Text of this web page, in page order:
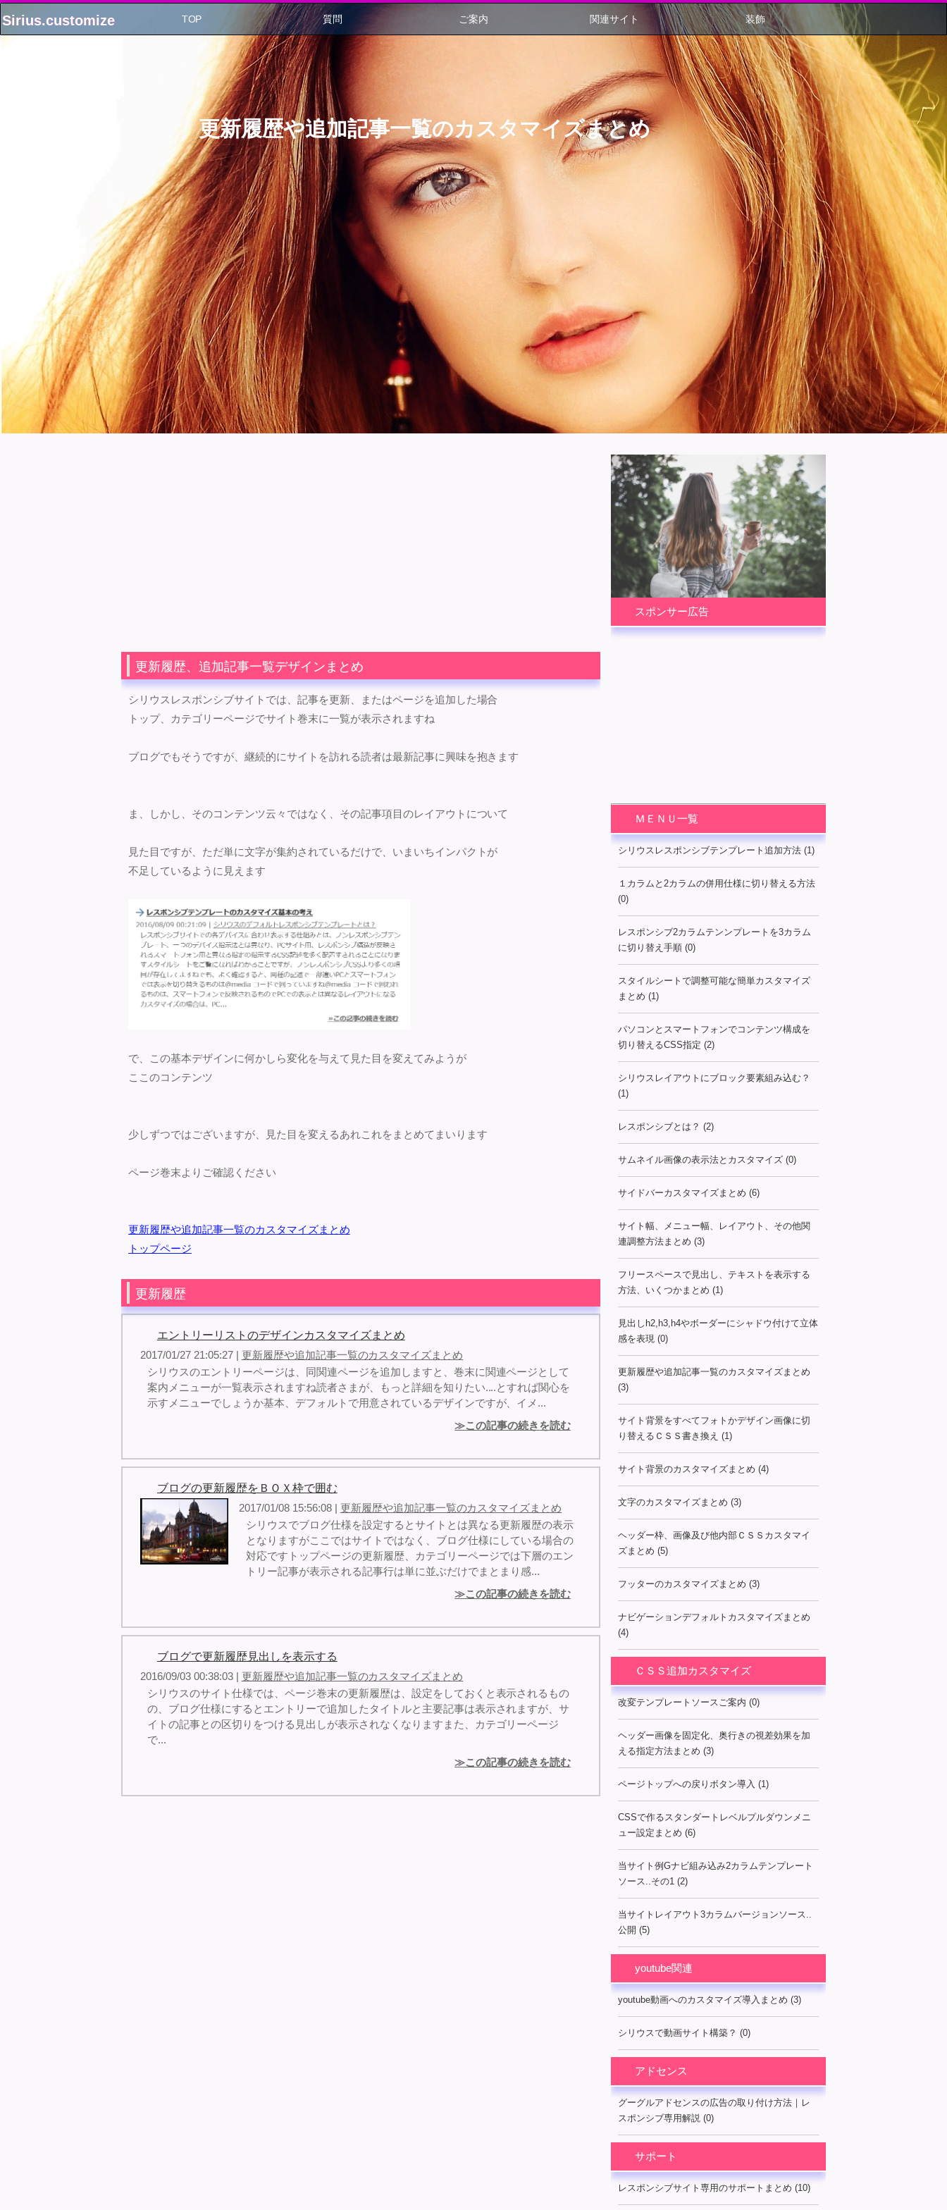
Sirius.customize TOP 質問 ご案内 関連サイト 装飾
Sirius.customize
更新履歴や追加記事一覧のカスタマイズまとめ
更新履歴、追加記事一覧デザインまとめ
シリウスレスポンシブサイトでは、記事を更新、またはページを追加した場合
トップ、カテゴリーページでサイト巻末に一覧が表示されますね
ブログでもそうですが、継続的にサイトを訪れる読者は最新記事に興味を抱きます
ま、しかし、そのコンテンツ云々ではなく、その記事項目のレイアウトについて
見た目ですが、ただ単に文字が集約されているだけで、いまいちインパクトが
不足しているように見えます
で、この基本デザインに何かしら変化を与えて見た目を変えてみようが
ここのコンテンツ
少しずつではございますが、見た目を変えるあれこれをまとめてまいります
ページ巻末よりご確認ください
更新履歴や追加記事一覧のカスタマイズまとめ
トップページ
更新履歴
エントリーリストのデザインカスタマイズまとめ
2017/01/27 21:05:27 | 更新履歴や追加記事一覧のカスタマイズまとめ
シリウスのエントリーページは、同関連ページを追加しますと、巻末に関連ページとして
案内メニューが一覧表示されますね読者さまが、もっと詳細を知りたい....とすれば関心を
示すメニューでしょうか基本、デフォルトで用意されているデザインですが、イメ...
≫この記事の続きを読む
ブログの更新履歴をＢＯＸ枠で囲む
2017/01/08 15:56:08 | 更新履歴や追加記事一覧のカスタマイズまとめ
シリウスでブログ仕様を設定するとサイトとは異なる更新履歴の表示
となりますがここではサイトではなく、ブログ仕様にしている場合の
対応ですトップページの更新履歴、カテゴリーページでは下層のエン
トリー記事が表示される記事行は単に並ぶだけでまとまり感...
≫この記事の続きを読む
ブログで更新履歴見出しを表示する
2016/09/03 00:38:03 | 更新履歴や追加記事一覧のカスタマイズまとめ
シリウスのサイト仕様では、ページ巻末の更新履歴は、設定をしておくと表示されるもの
の、ブログ仕様にするとエントリーで追加したタイトルと主要記事は表示されますが、サ
イトの記事との区切りをつける見出しが表示されなくなりますまた、カテゴリーページ
で...
≫この記事の続きを読む
スポンサー広告
ＭＥＮＵ一覧
シリウスレスポンシブテンプレート追加方法 (1)
１カラムと2カラムの併用仕様に切り替える方法
(0)
レスポンシブ2カラムテンンプレートを3カラム
に切り替え手順 (0)
スタイルシートで調整可能な簡単カスタマイズ
まとめ (1)
パソコンとスマートフォンでコンテンツ構成を
切り替えるCSS指定 (2)
シリウスレイアウトにブロック要素組み込む？
(1)
レスポンシブとは？ (2)
サムネイル画像の表示法とカスタマイズ (0)
サイドバーカスタマイズまとめ (6)
サイト幅、メニュー幅、レイアウト、その他関
連調整方法まとめ (3)
フリースペースで見出し、テキストを表示する
方法、いくつかまとめ (1)
見出しh2,h3,h4やボーダーにシャドウ付けて立体
感を表現 (0)
更新履歴や追加記事一覧のカスタマイズまとめ
(3)
サイト背景をすべてフォトかデザイン画像に切
り替えるＣＳＳ書き換え (1)
サイト背景のカスタマイズまとめ (4)
文字のカスタマイズまとめ (3)
ヘッダー枠、画像及び他内部ＣＳＳカスタマイ
ズまとめ (5)
フッターのカスタマイズまとめ (3)
ナビゲーションデフォルトカスタマイズまとめ
(4)
ＣＳＳ追加カスタマイズ
改変テンプレートソースご案内 (0)
ヘッダー画像を固定化、奥行きの視差効果を加
える指定方法まとめ (3)
ページトップへの戻りボタン導入 (1)
CSSで作るスタンダートレベルプルダウンメニ
ュー設定まとめ (6)
当サイト例Gナビ組み込み2カラムテンプレート
ソース..その1 (2)
当サイトレイアウト3カラムバージョンソース..
公開 (5)
youtube関連
youtube動画へのカスタマイズ導入まとめ (3)
シリウスで動画サイト構築？ (0)
アドセンス
グーグルアドセンスの広告の取り付け方法｜レ
スポンシブ専用解説 (0)
サポート
レスポンシブサイト専用のサポートまとめ (10)